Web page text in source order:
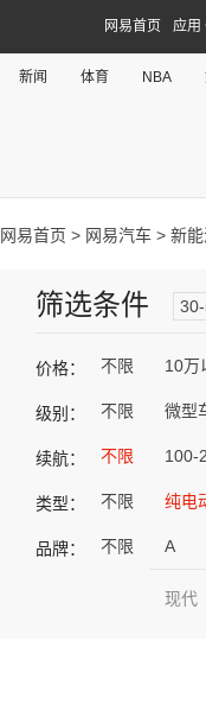
网易首页 应用
新闻 体育 NBA
网易首页 > 网易汽车 > 新
筛选条件
价格： 不限 10万
级别： 不限 微型
续航： 不限 100-
类型： 不限 纯电
品牌： 不限 A
现代